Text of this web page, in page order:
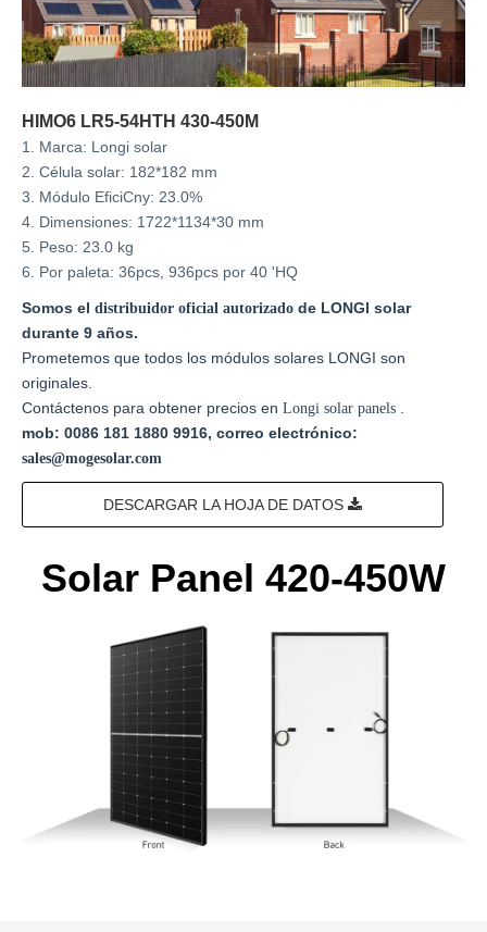
HIMO6 LR5-54HTH 430-450M
1. Marca: Longi solar
2. Célula solar: 182*182 mm
3. Módulo EficiCny: 23.0%
4. Dimensiones: 1722*1134*30 mm
5. Peso: 23.0 kg
6. Por paleta: 36pcs, 936pcs por 40 'HQ
Somos el distribuidor oficial autorizado de LONGI solar
durante 9 años.
Prometemos que todos los módulos solares LONGI son
originales.
Contáctenos para obtener precios en Longi solar panels
mob: 0086 181 1880 9916, correo electrónico:
sales@mogesolar.com
DESCARGAR LA HOJA DE DATOS
Solar Panel 420-450W